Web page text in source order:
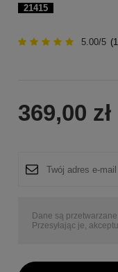
21415
5.00/5 (
369,00 zł
Dane są
Przesyłając je,